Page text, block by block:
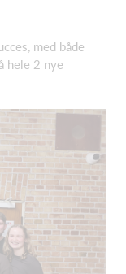
med både
hele 2 nye